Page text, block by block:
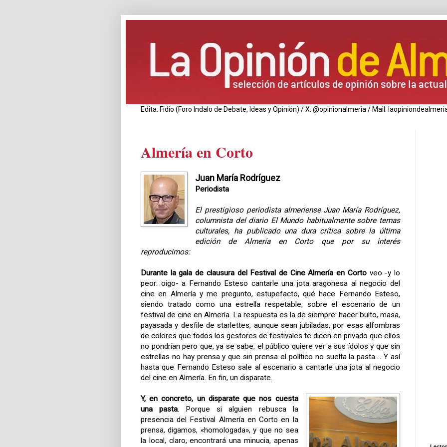
Edita: Fidio (Foro Indalo de Debate, Ideas y Opinión) / X: @opinionalmeria / Mail:
Almería en Corto
Juan María Rodríguez
Periodista
El prestigioso periodista almeriense Juan María Rodríguez,
columnista del diario El Mundo habitualmente sobre temas
culturales, ha publicado una dura crítica sobre la última
edición de Almería en Corto que por su interés
reproducimos:
Durante la gala de clausura del Festival de Cine Almería en Cortoveo -y lo
peor: oigo- a Fernando Esteso cantarle una jota aragonesa al negocio del
cine en Almería y me pregunto, estupefacto, qué hace Fernando Esteso,
siendo tratado como una estrella respetable, sobre el escenario de un
festival de cine en Almería. La respuesta es la de siempre: hacer bulto, masa,
payasada y desfile de starlettes, aunque sean jubiladas, por esas alfombras
de colores que todos los gestores de festivales te dicen en privado que ellos
no pondrían pero que, ya se sabe, el público quiere ver a sus ídolos y que sin
estrellas no hay prensa y que sin prensa el político no suelta la pasta.... Y así
hasta que Fernando Esteso sale al escenario a cantarle una jota al negocio
del cine en Almería. En fin, un disparate.
Y, en concreto, un disparate que nos cuesta
una pasta. Porque si alguien rebusca la
presencia del Festival Almería en Corto en la
prensa, digamos, «homologada», y que no sea
la local, claro, encontrará una minucia, apenas